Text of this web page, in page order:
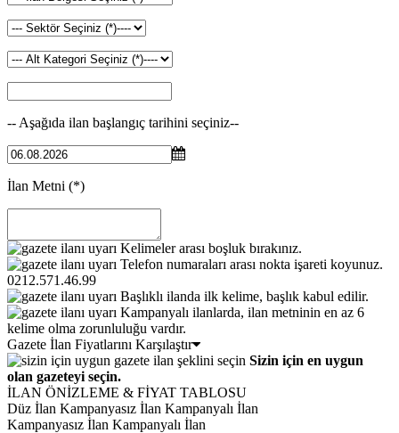
-- Aşağıda ilan başlangıç tarihini seçiniz--
İlan Metni (*)
Kelimeler arası boşluk bırakınız.
Telefon numaraları arası nokta işareti koyunuz.
0212.571.46.99
Başlıklı ilanda ilk kelime, başlık kabul edilir.
Kampanyalı ilanlarda, ilan metninin en az 6
kelime olma zorunluluğu vardır.
Gazete İlan Fiyatlarını Karşılaştır
Sizin için en uygun
olan gazeteyi seçin.
İLAN ÖNİZLEME & FİYAT TABLOSU
Düz İlan Kampanyasız İlan Kampanyalı İlan
Kampanyasız İlan Kampanyalı İlan